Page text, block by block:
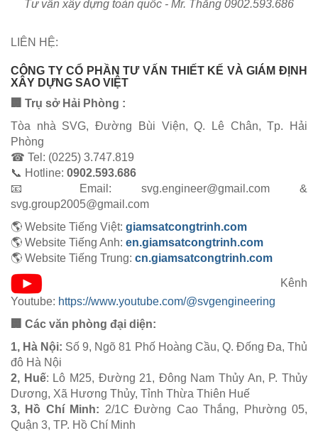
Tư vấn xây dựng toàn quốc - Mr. Thắng 0902.593.686
LIÊN HỆ:
CÔNG TY CỔ PHẦN TƯ VẤN THIẾT KẾ VÀ GIÁM ĐỊNH
XÂY DỰNG SAO VIỆT
🏢 Trụ sở Hải Phòng :
Tòa nhà SVG, Đường Bùi Viện, Q. Lê Chân, Tp. Hải
Phòng
☎ Tel: (0225) 3.747.819
📞 Hotline: 0902.593.686
📧 Email: svg.engineer@gmail.com &
svg.group2005@gmail.com
🌎 Website Tiếng Việt: giamsatcongtrinh.com
🌎 Website Tiếng Anh: en.giamsatcongtrinh.com
🌎 Website Tiếng Trung: cn.giamsatcongtrinh.com
Kênh
Youtube: https://www.youtube.com/@svgengineering
🏢 Các văn phòng đại diện:
1, Hà Nội: Số 9, Ngõ 81 Phố Hoàng Cầu, Q. Đống Đa, Thủ
đô Hà Nội
2, Huế: Lô M25, Đường 21, Đông Nam Thủy An, P. Thủy
Dương, Xã Hương Thủy, Tỉnh Thừa Thiên Huế
3, Hồ Chí Minh: 2/1C Đường Cao Thắng, Phường 05,
Quận 3, TP. Hồ Chí Minh​